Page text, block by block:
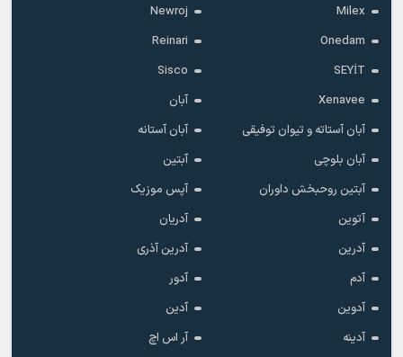
Milex
Newroj
Onedam
Reinari
SEYİT
Sisco
Xenavee
آبان
آبان آستاته و تیوان توفیقی
آبان آستانه
آبان بلوچی
آبتین
آبتین روحبخش داوران
آپس موزیک
آتوین
آدریان
آدرین
آدرین آذری
آدم
آدور
آدوین
آدین
آدینه
آر اس اچ